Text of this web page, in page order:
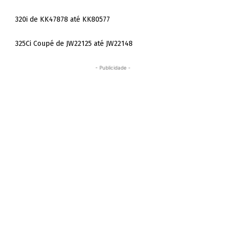
320i de KK47878 até KK80577
325Ci Coupé de JW22125 até JW22148
- Publicidade -